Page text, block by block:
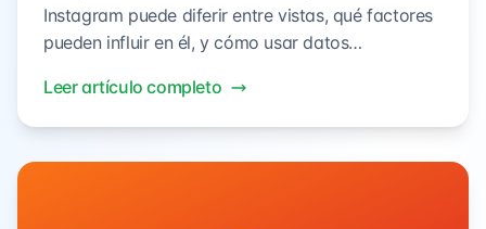
Instagram puede diferir entre vistas, qué factores
pueden influir en él, y cómo usar datos
sobreinterpretar algoritmos.
Leer artículo completo